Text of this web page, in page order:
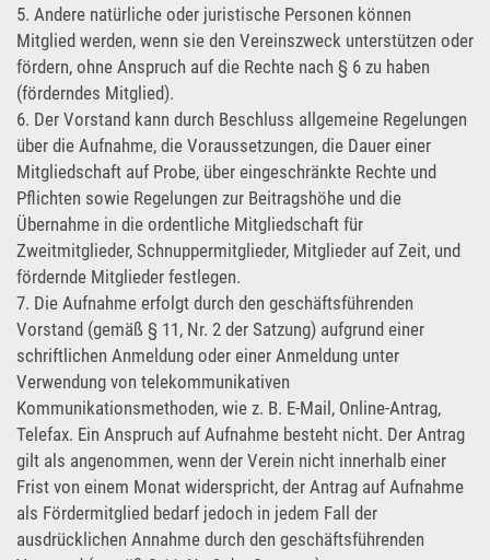
5. Andere natürliche oder juristische Personen können
Mitglied werden, wenn sie den Vereinszweck unterstützen oder
fördern, ohne Anspruch auf die Rechte nach § 6 zu haben
(förderndes Mitglied).
6. Der Vorstand kann durch Beschluss allgemeine Regelungen
über die Aufnahme, die Voraussetzungen, die Dauer einer
Mitgliedschaft auf Probe, über eingeschränkte Rechte und
Pflichten sowie Regelungen zur Beitragshöhe und die
Übernahme in die ordentliche Mitgliedschaft für
Zweitmitglieder, Schnuppermitglieder, Mitglieder auf Zeit, und
fördernde Mitglieder festlegen.
7. Die Aufnahme erfolgt durch den geschäftsführenden
Vorstand (gemäß § 11, Nr. 2 der Satzung) aufgrund einer
schriftlichen Anmeldung oder einer Anmeldung unter
Verwendung von telekommunikativen
Kommunikationsmethoden, wie z. B. E-Mail, Online-Antrag,
Telefax. Ein Anspruch auf Aufnahme besteht nicht. Der Antrag
gilt als angenommen, wenn der Verein nicht innerhalb einer
Frist von einem Monat widerspricht, der Antrag auf Aufnahme
als Fördermitglied bedarf jedoch in jedem Fall der
ausdrücklichen Annahme durch den geschäftsführenden